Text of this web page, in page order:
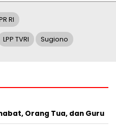
RI
LPP TVRI Sugiono
Orang Tua, dan Guru